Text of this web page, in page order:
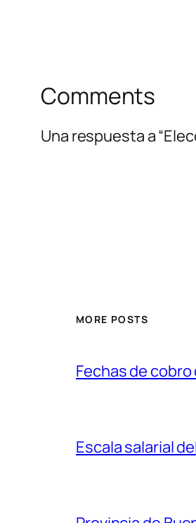
Comments
Una respuesta a
MORE POSTS
Fechas de
Escala salarial